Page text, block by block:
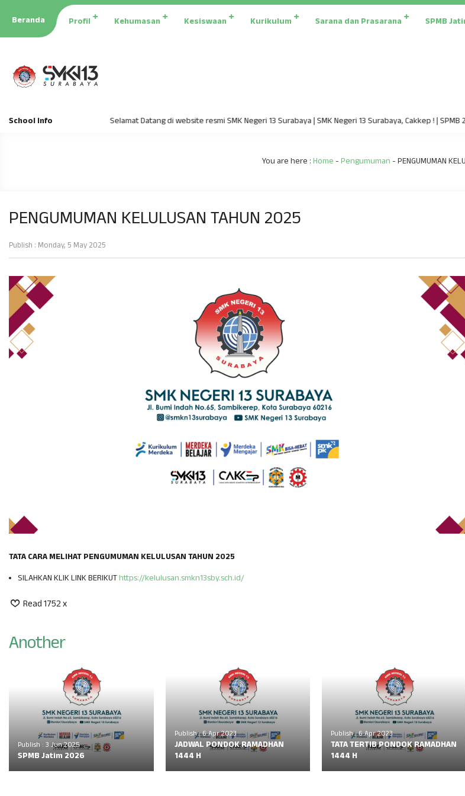
Beranda Profil Kehumasan Kesiswaan Kurikulum Sarana dan Prasarana SPMB
School Info Selamat Datang di website resmi SMK Negeri 13 Surabaya | SMK Negeri 13 Surabaya, Cakkep ! | SPMB
You are here :Home-Pengumuman-PENGUMUMAN
PENGUMUMAN KELULUSAN TAHUN 2025
Publish : Monday, 5 May 2025
TATA CARA MELIHAT PENGUMUMAN KELULUSAN TAHUN 2025
SILAHKAN KLIK LINK BERIKUThttps://kelulusan.smkn13sby.sch.id/
Read 1752 x
Another
Publish : 3 Jun 2025
SPMB Jatim 2026
Publish : 6 Apr 2023
JADWAL PONDOK RAMADHAN
1444 H
Publish : 6 Apr 2023
TATA TERTIB PONDOK RAMADHAN
1444 H